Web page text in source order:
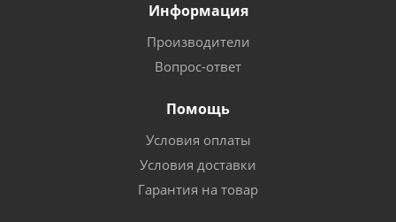
Информация
Производители
Вопрос-ответ
Помощь
Условия оплаты
Условия доставки
Гарантия на товар